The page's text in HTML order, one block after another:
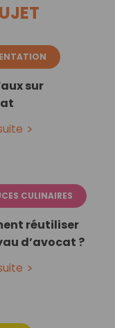
sur
CULINAIRES
réutiliser
d’avocat ?